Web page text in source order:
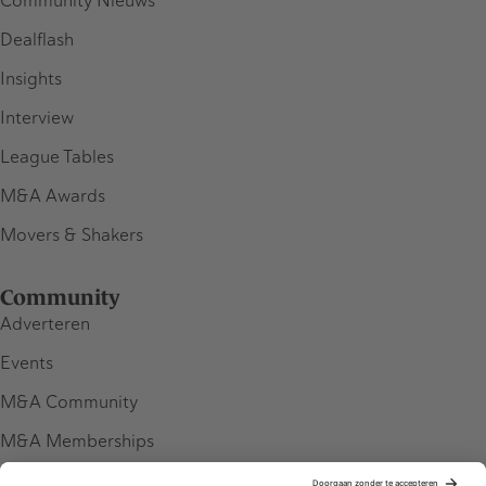
Dealflash
Insights
Interview
League Tables
M&A Awards
Movers & Shakers
Community
Adverteren
Events
M&A Community
M&A Memberships